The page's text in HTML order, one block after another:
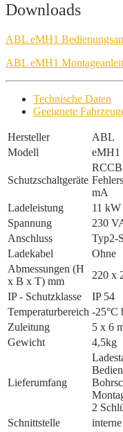
Downloads
ABL eMH1
ABL eMH1
Technische Daten
Geeignete
Hersteller
ABL
Modell
eMH1
Schutzschaltgeräte
mA
Ladeleistung
11 kW
Spannung
230
Anschluss
Typ2-
Ladekabel
Ohne
Abmessungen (H
x B x T) mm
220 x
IP - Schutzklasse
IP 54
Temperaturbereich -25°C
Zuleitung
5 x 6
Gewicht
4,5kg
Lieferumfang
2
Schnittstelle